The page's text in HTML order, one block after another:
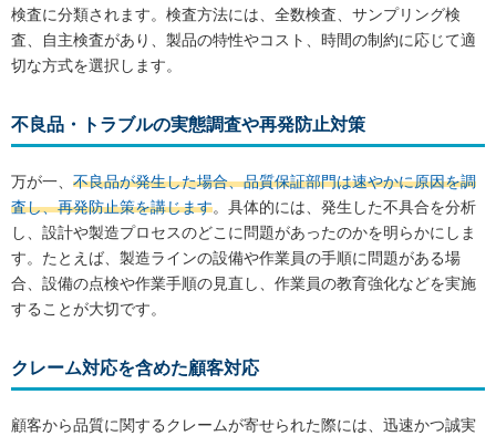
検査に分類されます。検査方法には、全数検査、サンプリング検
査、自主検査があり、製品の特性やコスト、時間の制約に応じて適
切な方式を選択します。
不良品・トラブルの実態調査や再発防止対策
万が一、 不良品が発生した場合、品質保証部門は速やかに原因を調
査し、再発防止策を講じます。具体的には、発生した不具合を分析
し、設計や製造プロセスのどこに問題があったのかを明らかにしま
す。たとえば、製造ラインの設備や作業員の手順に問題がある場
合、設備の点検や作業手順の見直し、作業員の教育強化などを実施
することが大切です。
クレーム対応を含めた顧客対応
顧客から品質に関するクレームが寄せられた際には、迅速かつ誠実